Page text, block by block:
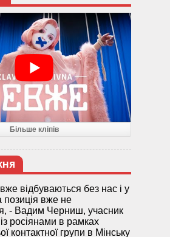
Більше кліпів
відбуваються без нас і у
вже не
- Вадим Черниш, учасник
росіянами в рамках
контактної групи в Мінську